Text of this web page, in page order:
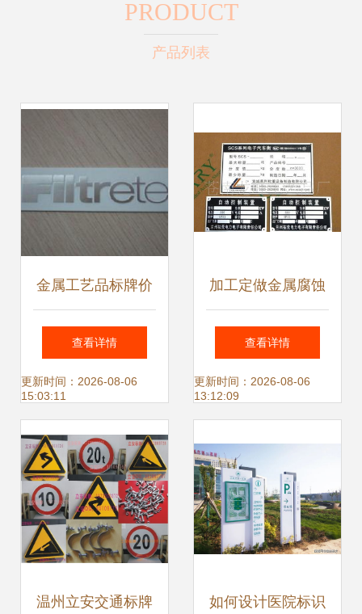
PRODUCT
产品列表
金属工艺品标牌价
格、批发与厂家全
解析 如何选择优质
标识标牌
查看详情
更新时间：2026-08-06
15:03:11
加工定做金属腐蚀
标牌与印刷机械铭
牌 价格、厂家与图
查看详情
更新时间：2026-08-06
13:12:09
温州立安交通标牌 如何设计医院标识